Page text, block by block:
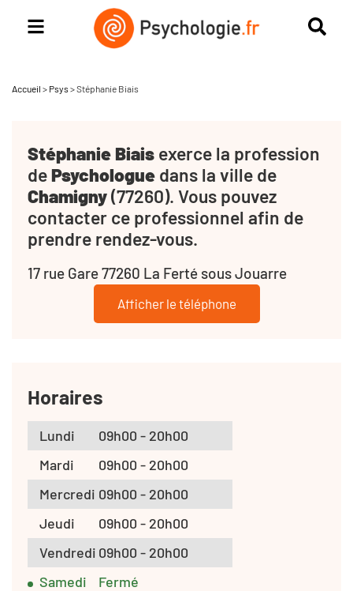
Accueil > Psys >Stéphanie Biais
Stéphanie Biais exerce la profession
dePsychologue dans la ville de
Chamigny(77260). Vous pouvez
contacter ce professionnel afin de
prendre rendez-vous.
17 rue Gare 77260 La Ferté sous Jouarre
Afficher le téléphone
Horaires
Lundi
09h00 - 20h00
Mardi
09h00 - 20h00
Mercredi 09h00 - 20h00
Jeudi
09h00 - 20h00
Vendredi 09h00 - 20h00
Samedi
Fermé